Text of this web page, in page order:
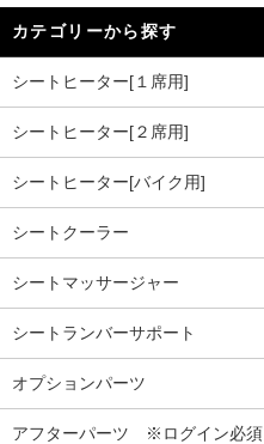
カテゴリーから探す
シートヒーター[１席用]
シートヒーター[２席用]
シートヒーター[バイク用]
シートクーラー
シートマッサージャー
シートランバーサポート
オプションパーツ
アフターパーツ ※ログイン必須